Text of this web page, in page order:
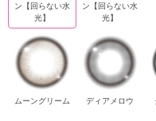
ン【回らない水
光】
ン【回らない水
光】
ムーングリーム ディアメロウ